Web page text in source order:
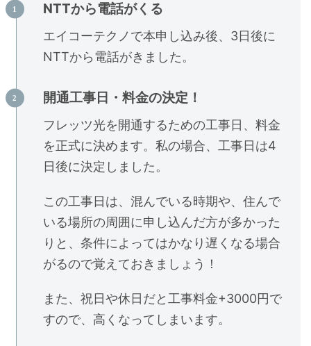
NTTから電話がくる
エイコーテクノで本申し込み後、3日後に
NTTから電話がきました。
開通工事日・料金の決定！
フレッツ光を開通するための工事日、料金
を正式に決めます。私の場合、工事日は4
日後に決定しました。
この工事日は、混んでいる時期や、住んで
いる場所の周囲に申し込んだ方が多かった
りと、条件によってはかなり遅くなる場合
がるので覚えておきましょう！
また、祝日や休日だと工事料金+3000円で
すので、高くなってしまいます。